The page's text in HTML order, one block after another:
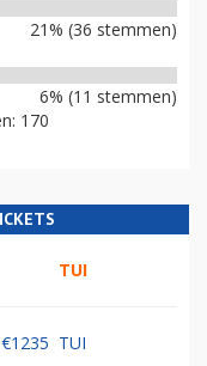
21% (36 stemmen)
6% (11 stemmen)
170
TUI
TUI